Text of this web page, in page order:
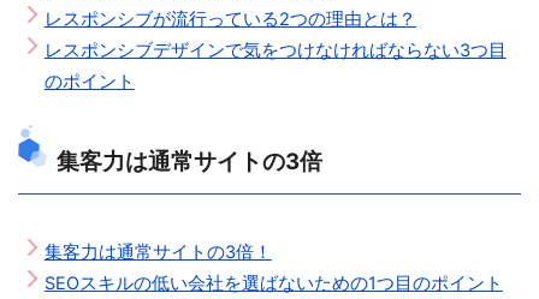
レスポンシブが流行っている2つの理由とは？
レスポンシブデザインで気をつけなければならない3つ目
のポイント
集客力は通常サイトの3倍
集客力は通常サイトの3倍！
SEOスキルの低い会社を選ばないための1つ目のポイント